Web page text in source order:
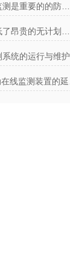
统的运行与维护